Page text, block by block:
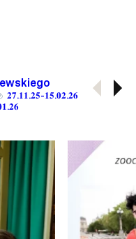
𝟐𝟕.𝟏𝟏.𝟐𝟓-𝟏𝟓.𝟎𝟐.𝟐𝟔